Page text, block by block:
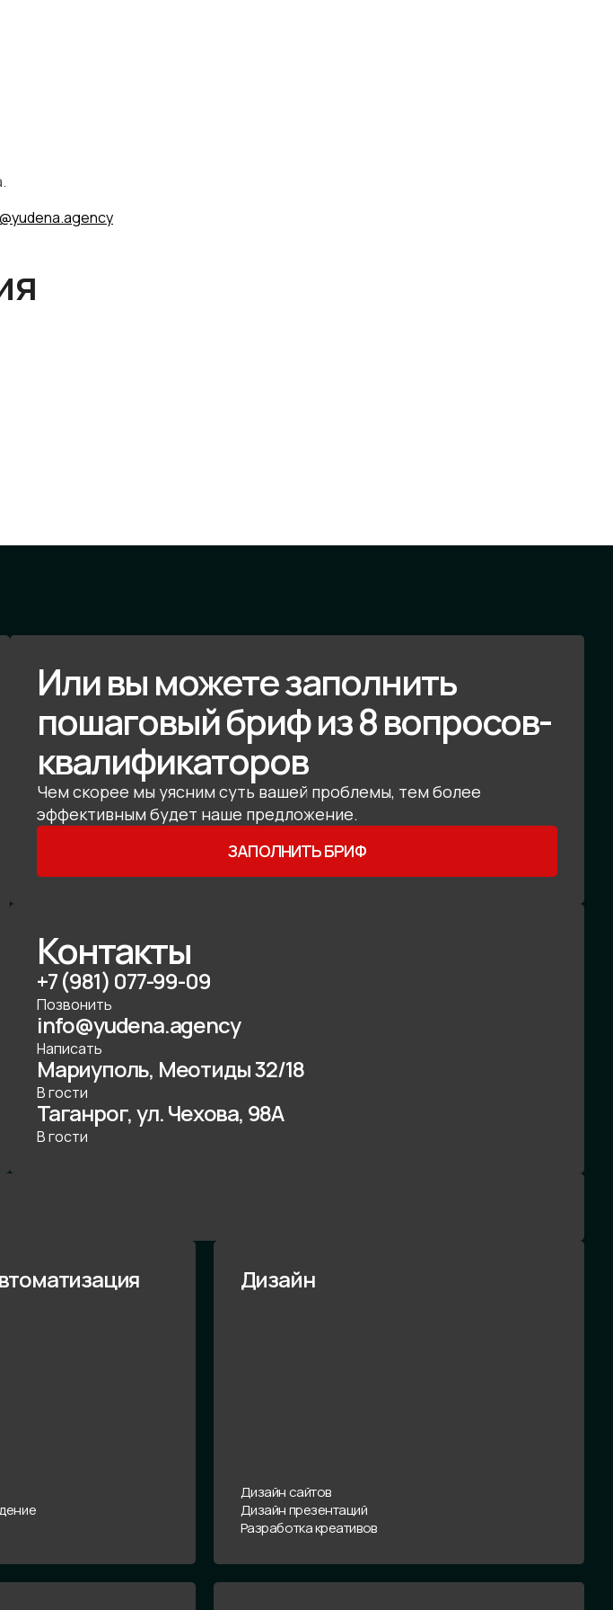
Или вы можете заполнить
пошаговый бриф из 8 вопросов-
квалификаторов
Чем скорее мы уясним суть вашей проблемы, тем более
эффективным будет наше предложение.
ЗАПОЛНИТЬ БРИФ
Контакты
+7 (981) 077-99-09
Позвонить
info@yudena.agency
Написать
Мариуполь, Меотиды 32/18
В гости
Таганрог, ул. Чехова, 98А
В гости
Дизайн
Дизайн сайтов
Дизайн презентаций
Разработка креативов